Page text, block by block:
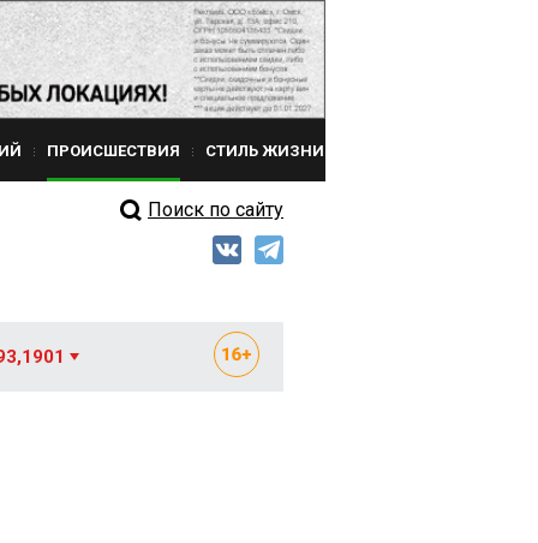
ПРОИСШЕСТВИЯ СТИЛЬ ЖИЗНИ
Поиск по сайту